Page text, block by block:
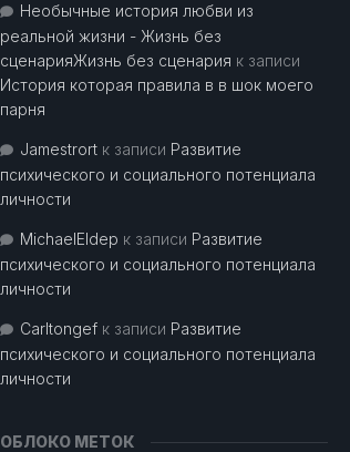
Необычные история любви из
реальной жизни - Жизнь без
сценарияЖизнь без сценария к записи
История которая правила в в шок моего
парня
Jamestrort к записи Развитие
психического и социального потенциала
личности
MichaelEldep к записи Развитие
психического и социального потенциала
личности
Carltongef к записи Развитие
психического и социального потенциала
личности
ОБЛОКО МЕТОК